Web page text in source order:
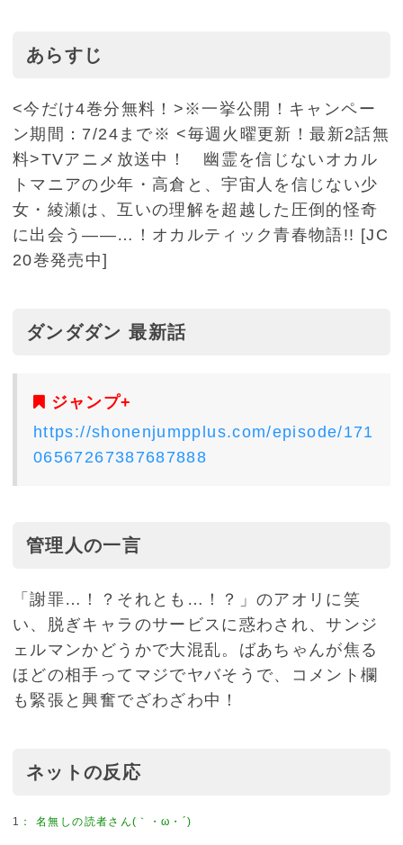
あらすじ
<今だけ4巻分無料！>※一挙公開！キャンペー
ン期間：7/24まで※ <毎週火曜更新！最新2話無
料>TVアニメ放送中！ 幽霊を信じないオカル
トマニアの少年・高倉と、宇宙人を信じない少
女・綾瀬は、互いの理解を超越した圧倒的怪奇
に出会う――…！オカルティック青春物語!! [JC
20巻発売中]
ダンダダン 最新話
ジャンプ+
https://shonenjumpplus.com/episode/171
06567267387687888
管理人の一言
「謝罪…！？それとも…！？」のアオリに笑
い、脱ぎキャラのサービスに惑わされ、サンジ
ェルマンかどうかで大混乱。ばあちゃんが焦る
ほどの相手ってマジでヤバそうで、コメント欄
も緊張と興奮でざわざわ中！
ネットの反応
1 ：名無しの読者さん(｀・ω・´)